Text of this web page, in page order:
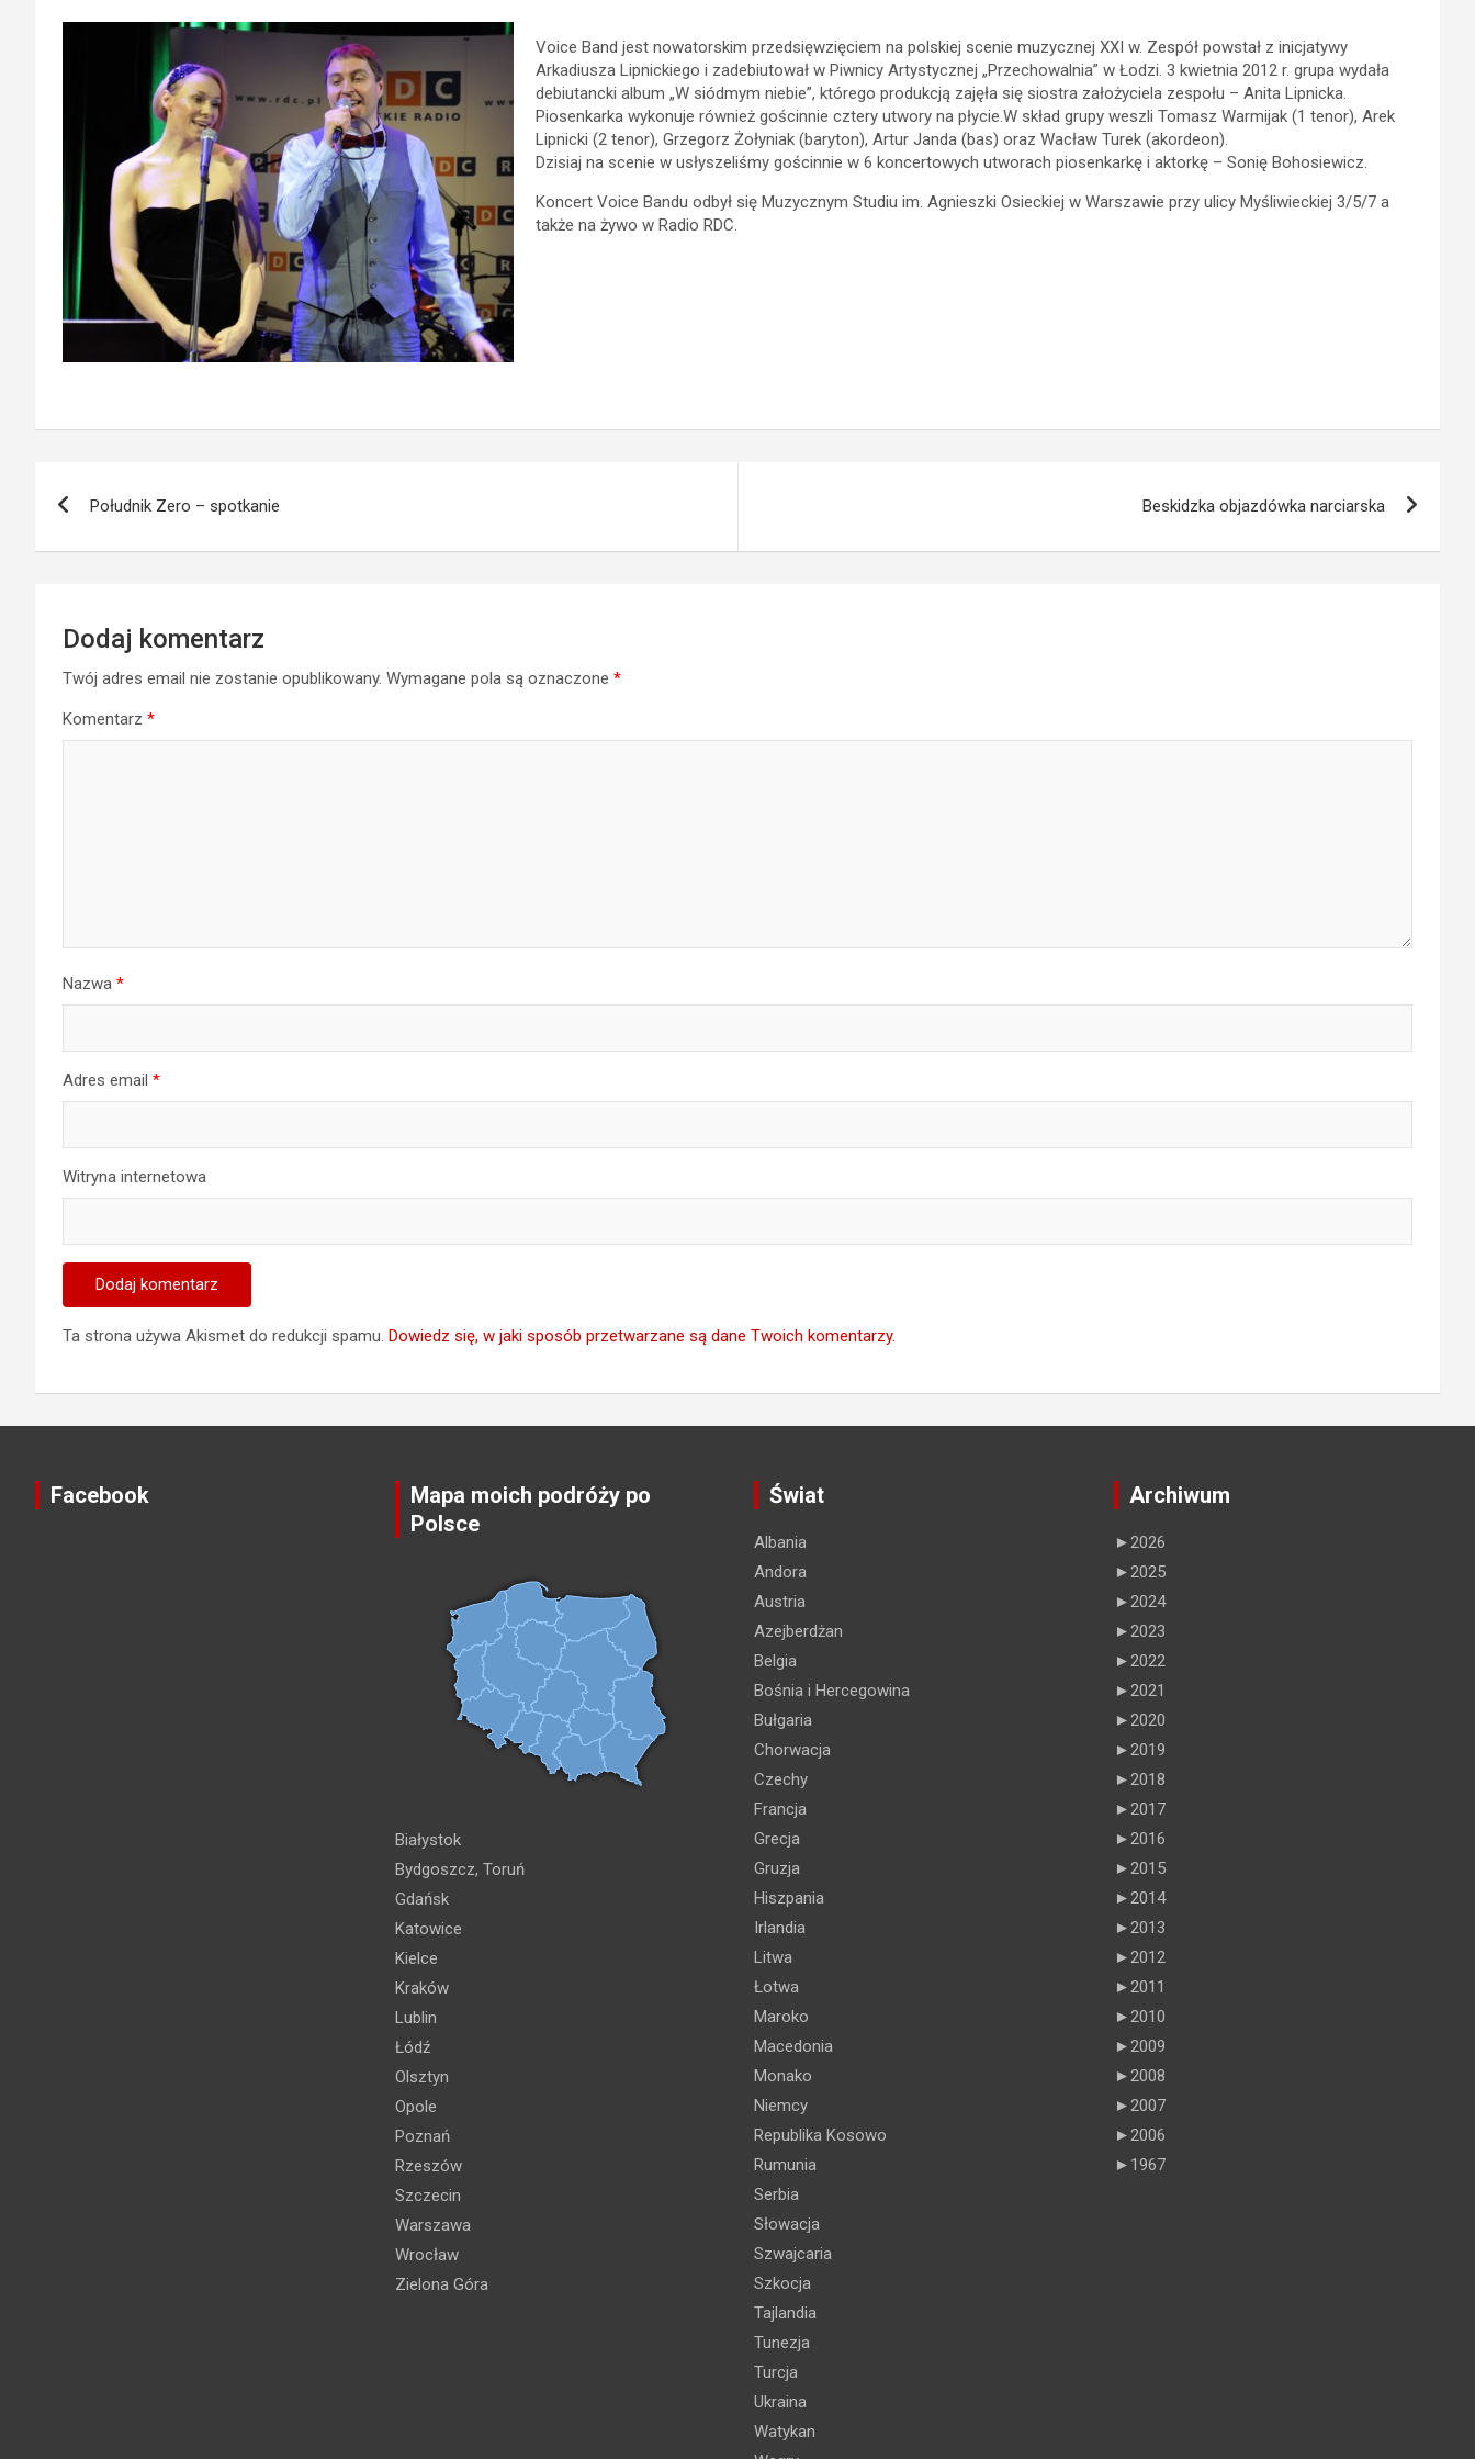
Voice Band jest nowatorskim przedsięwzięciem na polskiej scenie muzycznej XXI w. Zespół powstał z inicjatywy
Arkadiusza Lipnickiego i zadebiutował w Piwnicy Artystycznej „Przechowalnia” w Łodzi. 3 kwietnia 2012 r. grupa wydała
debiutancki album „W siódmym niebie”, którego produkcją zajęła się siostra założyciela zespołu – Anita Lipnicka.
Piosenkarka wykonuje również gościnnie cztery utwory na płycie.W skład grupy weszli Tomasz Warmijak (1 tenor), Arek
Lipnicki (2 tenor), Grzegorz Żołyniak (baryton), Artur Janda (bas) oraz Wacław Turek (akordeon).
Dzisiaj na scenie w usłyszeliśmy gościnnie w 6 koncertowych utworach piosenkarkę i aktorkę – Sonię Bohosiewicz.
Koncert Voice Bandu odbył się Muzycznym Studiu im. Agnieszki Osieckiej w Warszawie przy ulicy Myśliwieckiej 3/5/7 a
także na żywo w Radio RDC.
Południk Zero – spotkanie Beskidzka objazdówka narciarska
Dodaj komentarz
Twój adres email nie zostanie opublikowany. Wymagane pola są oznaczone *
Komentarz *
Nazwa *
Adres email *
Witryna internetowa
Ta strona używa Akismet do redukcji spamu. Dowiedz się, w jaki sposób przetwarzane są dane Twoich komentarzy.
Facebook
Mapa moich podróży po
Polsce
Białystok
Bydgoszcz, Toruń
Gdańsk
Katowice
Kielce
Kraków
Lublin
Łódź
Olsztyn
Opole
Poznań
Rzeszów
Szczecin
Warszawa
Wrocław
Zielona Góra
Świat
Albania
Andora
Austria
Azejberdżan
Belgia
Bośnia i Hercegowina
Bułgaria
Chorwacja
Czechy
Francja
Grecja
Gruzja
Hiszpania
Irlandia
Litwa
Łotwa
Maroko
Macedonia
Monako
Niemcy
Republika Kosowo
Rumunia
Serbia
Słowacja
Szwajcaria
Szkocja
Tajlandia
Tunezja
Turcja
Ukraina
Watykan
Archiwum
► 2026
► 2025
► 2024
► 2023
► 2022
► 2021
► 2020
► 2019
► 2018
► 2017
► 2016
► 2015
► 2014
► 2013
► 2012
► 2011
► 2010
► 2009
► 2008
► 2007
► 2006
► 1967